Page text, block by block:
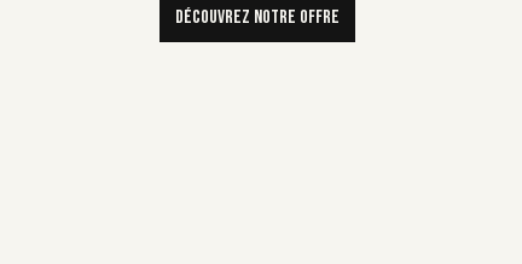
découvrez notre offre